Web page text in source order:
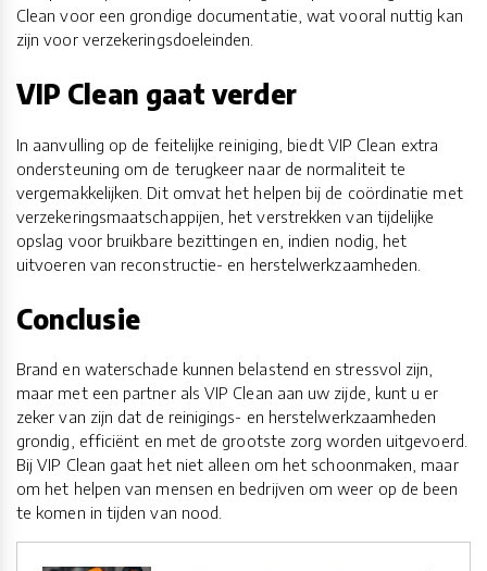
Clean voor een grondige documentatie, wat vooral nuttig kan
zijn voor verzekeringsdoeleinden.
VIP Clean gaat verder
In aanvulling op de feitelijke reiniging, biedt VIP Clean extra
ondersteuning om de terugkeer naar de normaliteit te
vergemakkelijken. Dit omvat het helpen bij de coördinatie met
verzekeringsmaatschappijen, het verstrekken van tijdelijke
opslag voor bruikbare bezittingen en, indien nodig, het
uitvoeren van reconstructie- en herstelwerkzaamheden.
Conclusie
Brand en waterschade kunnen belastend en stressvol zijn,
maar met een partner als VIP Clean aan uw zijde, kunt u er
zeker van zijn dat de reinigings- en herstelwerkzaamheden
grondig, efficiënt en met de grootste zorg worden uitgevoerd.
Bij VIP Clean gaat het niet alleen om het schoonmaken, maar
om het helpen van mensen en bedrijven om weer op de been
te komen in tijden van nood.